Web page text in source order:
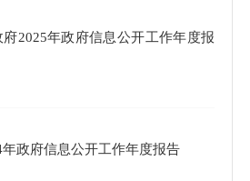
2025年政府信息公开工作年度报
政府信息公开工作年度报告